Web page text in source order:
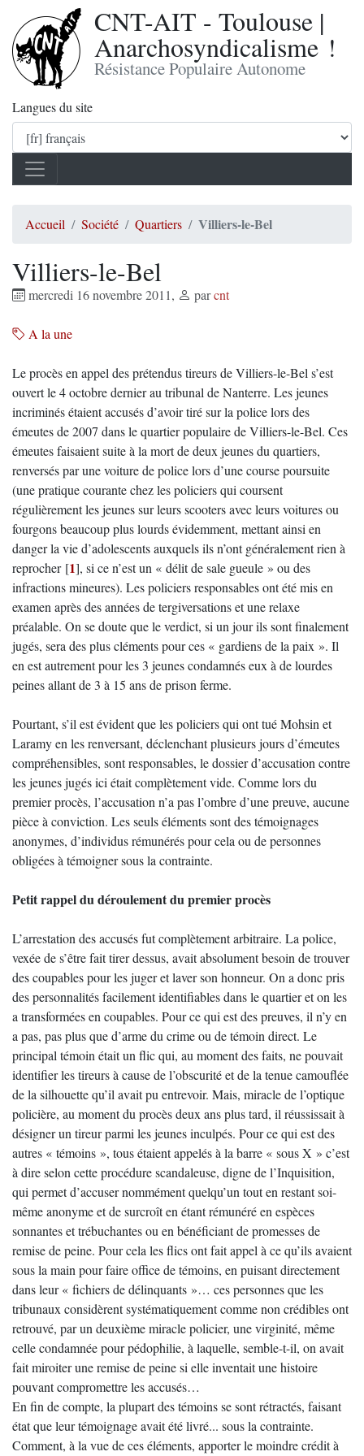
CNT-AIT - Toulouse |
Anarchosyndicalisme !
Résistance Populaire Autonome
Langues du site
Accueil Société Quartiers Villiers-le-Bel
Villiers-le-Bel
mercredi 16 novembre 2011, parcnt
A la une
Le procès en appel des prétendus tireurs de Villiers-le-Bel s’est
ouvert le 4 octobre dernier au tribunal de Nanterre. Les jeunes
incriminés étaient accusés d’avoir tiré sur la police lors des
émeutes de 2007 dans le quartier populaire de Villiers-le-Bel. Ces
émeutes faisaient suite à la mort de deux jeunes du quartiers,
renversés par une voiture de police lors d’une course poursuite
(une pratique courante chez les policiers qui coursent
régulièrement les jeunes sur leurs scooters avec leurs voitures ou
fourgons beaucoup plus lourds évidemment, mettant ainsi en
danger la vie d’adolescents auxquels ils n’ont généralement rien à
reprocher[1], si ce n’est un « délit de sale gueule » ou des
infractions mineures). Les policiers responsables ont été mis en
examen après des années de tergiversations et une relaxe
préalable. On se doute que le verdict, si un jour ils sont finalement
jugés, sera des plus cléments pour ces « gardiens de la paix ». Il
en est autrement pour les 3 jeunes condamnés eux à de lourdes
peines allant de 3 à 15 ans de prison ferme.
Pourtant, s’il est évident que les policiers qui ont tué Mohsin et
Laramy en les renversant, déclenchant plusieurs jours d’émeutes
compréhensibles, sont responsables, le dossier d’accusation contre
les jeunes jugés ici était complètement vide. Comme lors du
premier procès, l’accusation n’a pas l’ombre d’une preuve, aucune
pièce à conviction. Les seuls éléments sont des témoignages
anonymes, d’individus rémunérés pour cela ou de personnes
obligées à témoigner sous la contrainte.
Petit rappel du déroulement du premier procès
L’arrestation des accusés fut complètement arbitraire. La police,
vexée de s’être fait tirer dessus, avait absolument besoin de trouver
des coupables pour les juger et laver son honneur. On a donc pris
des personnalités facilement identifiables dans le quartier et on les
a transformées en coupables. Pour ce qui est des preuves, il n’y en
a pas, pas plus que d’arme du crime ou de témoin direct. Le
principal témoin était un flic qui, au moment des faits, ne pouvait
identifier les tireurs à cause de l’obscurité et de la tenue camouflée
de la silhouette qu’il avait pu entrevoir. Mais, miracle de l’optique
policière, au moment du procès deux ans plus tard, il réussissait à
désigner un tireur parmi les jeunes inculpés. Pour ce qui est des
autres « témoins », tous étaient appelés à la barre « sous X » c’est
à dire selon cette procédure scandaleuse, digne de l’Inquisition,
qui permet d’accuser nommément quelqu’un tout en restant soi-
même anonyme et de surcroît en étant rémunéré en espèces
sonnantes et trébuchantes ou en bénéficiant de promesses de
remise de peine. Pour cela les flics ont fait appel à ce qu’ils avaient
sous la main pour faire office de témoins, en puisant directement
dans leur « fichiers de délinquants »… ces personnes que les
tribunaux considèrent systématiquement comme non crédibles ont
retrouvé, par un deuxième miracle policier, une virginité, même
celle condamnée pour pédophilie, à laquelle, semble-t-il, on avait
fait miroiter une remise de peine si elle inventait une histoire
pouvant compromettre les accusés…
En fin de compte, la plupart des témoins se sont rétractés, faisant
état que leur témoignage avait été livré... sous la contrainte.
Comment, à la vue de ces éléments, apporter le moindre crédit à